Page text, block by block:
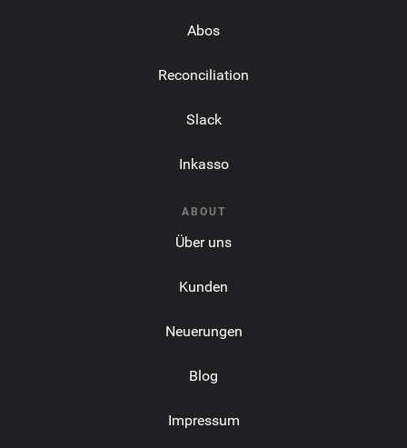
Abos
Reconciliation
Slack
Inkasso
ABOUT
Über uns
Kunden
Neuerungen
Blog
Impressum